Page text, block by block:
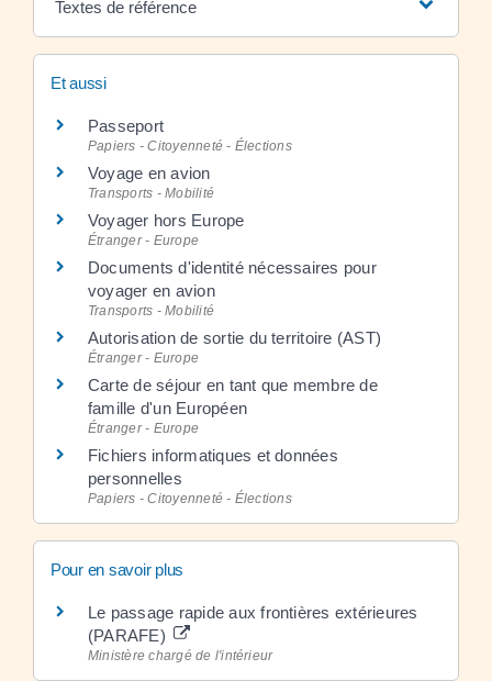
Textes de référence
Et aussi
Passeport
Papiers - Citoyenneté - Élections
Voyage en avion
Transports - Mobilité
Voyager hors Europe
Étranger - Europe
Documents d'identité nécessaires pour
voyager en avion
Transports - Mobilité
Autorisation de sortie du territoire (AST)
Étranger - Europe
Carte de séjour en tant que membre de
famille d'un Européen
Étranger - Europe
Fichiers informatiques et données
personnelles
Papiers - Citoyenneté - Élections
Pour en savoir plus
Le passage rapide aux frontières extérieures
(PARAFE)
Ministère chargé de l'intérieur